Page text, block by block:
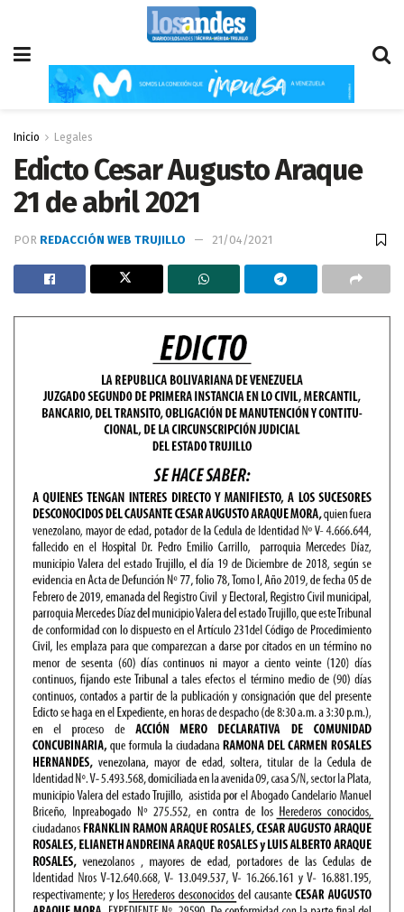
Inicio Legales
Edicto Cesar Augusto Araque
21 de abril 2021
POR REDACCIÓN WEB TRUJILLO 21/04/2021